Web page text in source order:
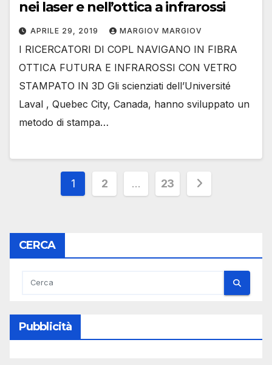
nei laser e nell’ottica a infrarossi
APRILE 29, 2019 MARGIOV MARGIOV
I RICERCATORI DI COPL NAVIGANO IN FIBRA
OTTICA FUTURA E INFRAROSSI CON VETRO
STAMPATO IN 3D Gli scienziati dell’Université
Laval , Quebec City, Canada, hanno sviluppato un
metodo di stampa…
Paginazione
articoli
1 2 … 23
CERCA
Pubblicità